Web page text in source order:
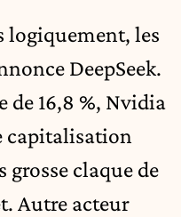
logiquement, les
DeepSeek.
de 16,8 %, Nvidia
capitalisation
claque de
Autre acteur